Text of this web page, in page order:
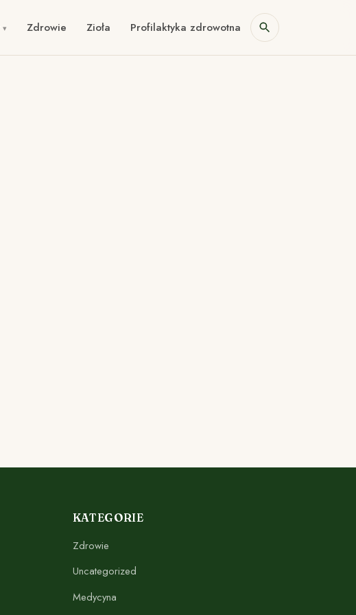
Zdrowie Zioła Profilaktyka zdrowotna
KATEGORIE
Zdrowie
Uncategorized
Medycyna